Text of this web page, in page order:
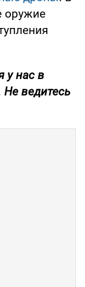
оружие
у нас в
Не ведитесь